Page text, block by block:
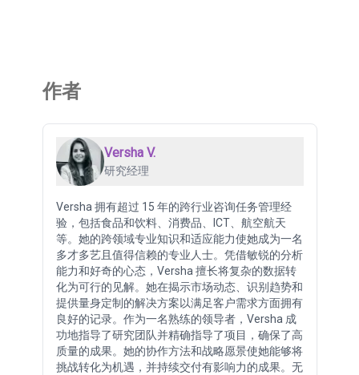
作者
Versha V.
研究经理
Versha 拥有超过 15 年的跨行业咨询任务管理经
验，包括食品和饮料、消费品、ICT、航空航天
等。她的跨领域专业知识和适应能力使她成为一名
多才多艺且值得信赖的专业人士。凭借敏锐的分析
能力和好奇的心态，Versha 擅长将复杂的数据转
化为可行的见解。她在揭示市场动态、识别趋势和
提供量身定制的解决方案以满足客户需求方面拥有
良好的记录。作为一名熟练的领导者，Versha 成
功地指导了研究团队并精确指导了项目，确保了高
质量的成果。她的协作方法和战略愿景使她能够将
挑战转化为机遇，并持续交付有影响力的成果。无